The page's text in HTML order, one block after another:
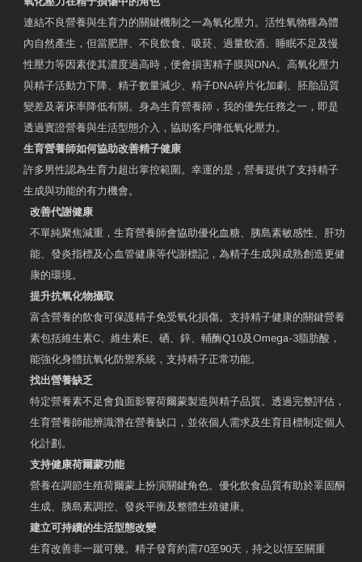
連結不良營養與生育力的關鍵機制之一為氧化壓力。活性氧物種為體
內自然產生，但當肥胖、不良飲食、吸菸、過量飲酒、睡眠不足及慢
性壓力等因素使其濃度過高時，便會損害精子膜與DNA。高氧化壓力
與精子活動力下降、精子數量減少、精子DNA碎片化加劇、胚胎品質
變差及著床率降低有關。身為生育營養師，我的優先任務之一，即是
透過實證營養與生活型態介入，協助客戶降低氧化壓力。
生育營養師如何協助改善精子健康
許多男性認為生育力超出掌控範圍。幸運的是，營養提供了支持精子
生成與功能的有力機會。
改善代謝健康
不單純聚焦減重，生育營養師會協助優化血糖、胰島素敏感性、肝功
能、發炎指標及心血管健康等代謝標記，為精子生成與成熟創造更健
康的環境。
提升抗氧化物攝取
富含營養的飲食可保護精子免受氧化損傷。支持精子健康的關鍵營養
素包括維生素C、維生素E、硒、鋅、輔酶Q10及Omega-3脂肪酸，
能強化身體抗氧化防禦系統，支持精子正常功能。
找出營養缺乏
特定營養素不足會負面影響荷爾蒙製造與精子品質。透過完整評估，
生育營養師能辨識潛在營養缺口，並依個人需求及生育目標制定個人
化計劃。
支持健康荷爾蒙功能
營養在調節生殖荷爾蒙上扮演關鍵角色。優化飲食品質有助於睪固酮
生成、胰島素調控、發炎平衡及整體生殖健康。
建立可持續的生活型態改變
生育改善非一蹴可幾。精子發育約需70至90天，持之以恆至關重